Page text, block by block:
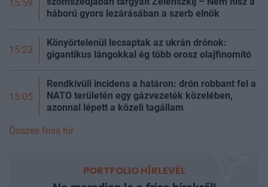
15:59
háború gyors lezárásában a szerb elnök
15:23
Könyörtelenül lecsaptak az ukrán drónok:
gigantikus lángokkal ég több orosz olajfinomító
15:05
Rendkívüli incidens a határon: drón robbant fel a
NATO területén egy gázvezeték közelében,
azonnal lépett a közeli tagállam
Összes friss hír
PORTFOLIO HÍRLEVÉL